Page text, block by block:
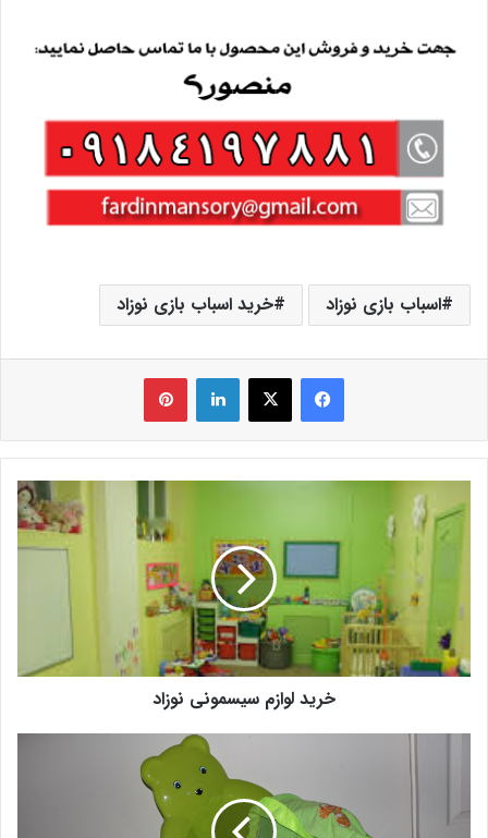
اسباب بازی نوزاد خرید اسباب بازی نوزاد
فیس بوک X لینکدین ‫پین‌ترست
خرید لوازم سیسمونی نوزاد